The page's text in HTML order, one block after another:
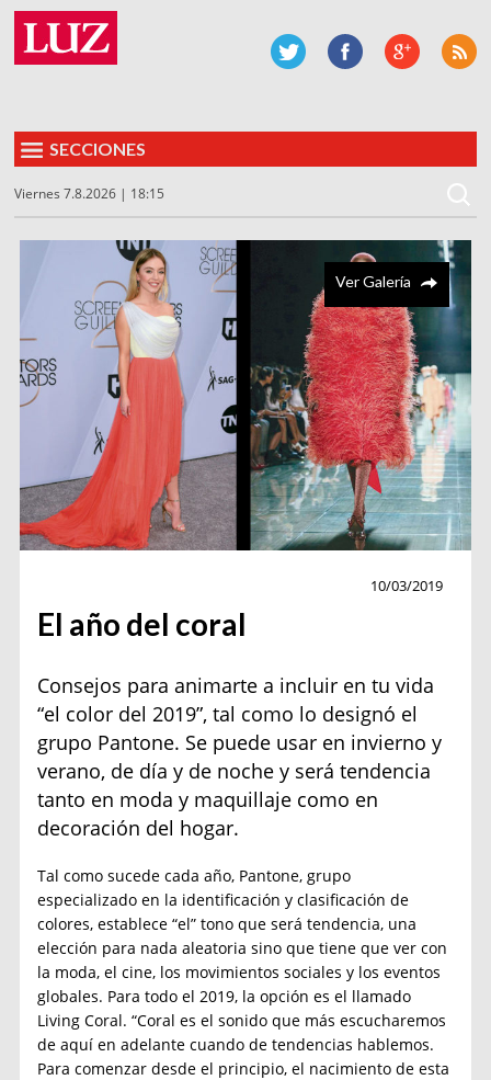
SECCIONES
Viernes 7.8.2026 | 18:15
Ver Galería
10/03/2019
El año del coral
Consejos para animarte a incluir en tu vida
“el color del 2019”, tal como lo designó el
grupo Pantone. Se puede usar en invierno y
verano, de día y de noche y será tendencia
tanto en moda y maquillaje como en
decoración del hogar.
Tal como sucede cada año, Pantone, grupo
especializado en la identificación y clasificación de
colores, establece “el” tono que será tendencia, una
elección para nada aleatoria sino que tiene que ver con
la moda, el cine, los movimientos sociales y los eventos
globales. Para todo el 2019, la opción es el llamado
Living Coral. “Coral es el sonido que más escucharemos
de aquí en adelante cuando de tendencias hablemos.
Para comenzar desde el principio, el nacimiento de esta